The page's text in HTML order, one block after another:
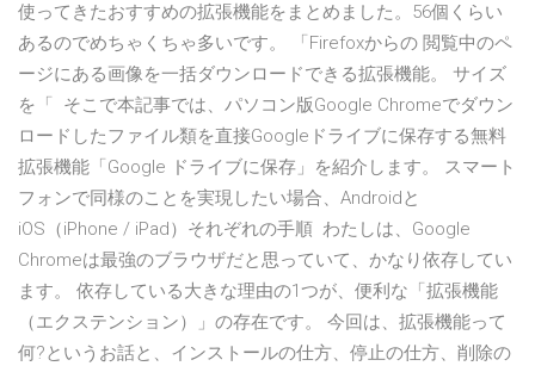
使ってきたおすすめの拡張機能をまとめました。56個くらい
あるのでめちゃくちゃ多いです。 「Firefoxからの 閲覧中のペ
ージにある画像を一括ダウンロードできる拡張機能。 サイズ
を「 そこで本記事では、パソコン版Google Chromeでダウン
ロードしたファイル類を直接Googleドライブに保存する無料
拡張機能「Google ドライブに保存」を紹介します。 スマート
フォンで同様のことを実現したい場合、Androidと
iOS（iPhone / iPad）それぞれの手順 わたしは、Google
Chromeは最強のブラウザだと思っていて、かなり依存してい
ます。 依存している大きな理由の1つが、便利な「拡張機能
（エクステンション）」の存在です。 今回は、拡張機能って
何?というお話と、インストールの仕方、停止の仕方、削除の